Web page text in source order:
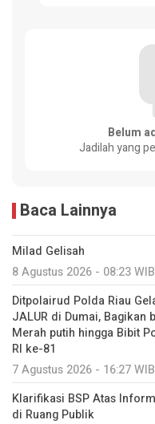
Belum
Jadilah yang
Baca Lainnya
Milad Gelisah
8 Agustus 2026 - 08:23 WIB
Ditpolairud Polda Riau
JALUR di Dumai, Bagikan
Merah putih hingga Bibit
RI ke-81
7 Agustus 2026 - 16:27 WIB
Klarifikasi BSP Atas
di Ruang Publik